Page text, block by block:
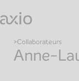
to
content
Collaborateurs
Anne-